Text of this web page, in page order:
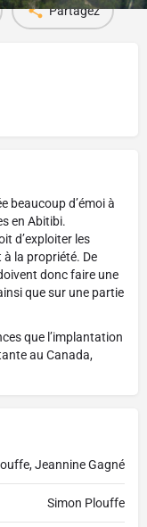
Partagez
beaucoup d’émoi à
en Abitibi.
d’exploiter les
la propriété. De
donc faire une
que sur une partie
que l’implantation
au Canada,
Jeannine Gagné
Simon Plouffe